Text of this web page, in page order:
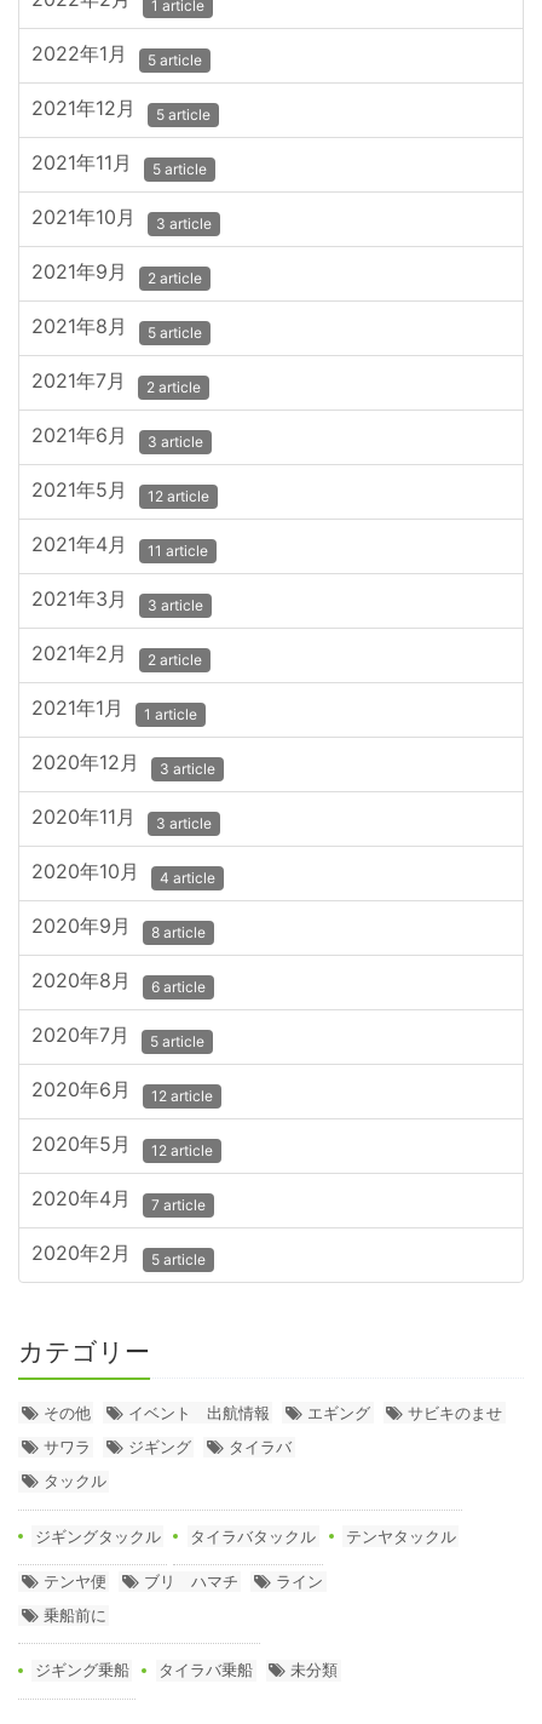
1 article
2022年1月 5 article
2021年12月 5 article
2021年11月 5 article
2021年10月 3 article
2021年9月 2 article
2021年8月 5 article
2021年7月 2 article
2021年6月 3 article
2021年5月 12 article
2021年4月 11 article
2021年3月 3 article
2021年2月 2 article
2021年1月 1 article
2020年12月 3 article
2020年11月 3 article
2020年10月 4 article
2020年9月 8 article
2020年8月 6 article
2020年7月 5 article
2020年6月 12 article
2020年5月 12 article
2020年4月 7 article
2020年2月 5 article
カテゴリー
その他 イベント 出航情報 エギング
サビキのませ
サワラ
ジギング
タイラバ
タックル
ジギングタックル タイラバタックル テンヤタックル
テンヤ便 ブリ ハマチ
ライン
乗船前に
ジギング乗船 タイラバ乗船 未分類